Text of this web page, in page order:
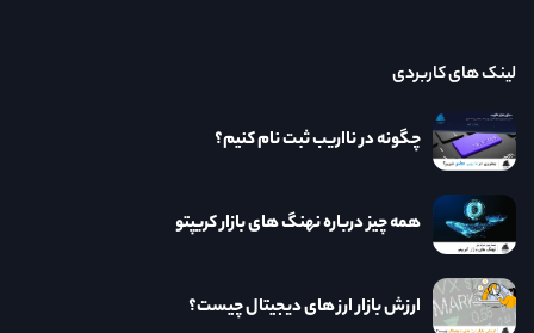
لینک های کاربردی
چگونه در نااریب ثبت نام کنیم؟
همه چیز درباره نهنگ های بازار کریپتو
ارزش بازار ارز های دیجیتال چیست؟